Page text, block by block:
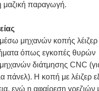
μαζική παραγωγή.
μέσω μηχανών κοπής
όπως εγκοπές θυρών
διάτμησης CNC
πάνελ). Η κοπή με λέιζερ
ενώ η αφαίρεση γρεζιών